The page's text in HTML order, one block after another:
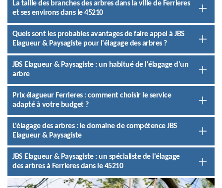
La taille des branches des arbres dans la ville de Ferrieres
et ses environs dans le 45210
Quels sont les probables avantages de faire appel à JBS
Elagueur & Paysagiste pour l'élagage des arbres ?
JBS Elagueur & Paysagiste : un habitué de l'élagage d'un
arbre
Prix élagueur Ferrieres : comment choisir le service
adapté à votre budget ?
L'élagage des arbres : le domaine de compétence JBS
Elagueur & Paysagiste
JBS Elagueur & Paysagiste : un spécialiste de l'élagage
des arbres à Ferrieres dans le 45210